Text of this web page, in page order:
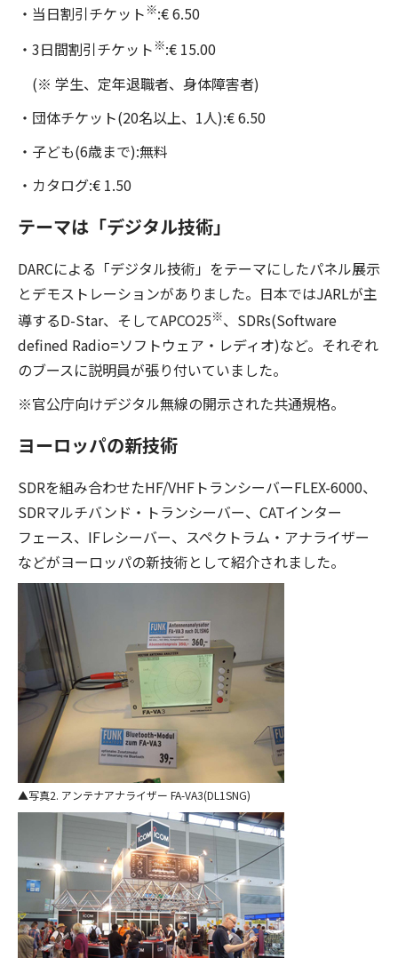
・当日割引チケット ※:€ 6.50
・3日間割引チケット ※:€ 15.00
(※ 学生、定年退職者、身体障害者)
・団体チケット(20名以上、1人):€ 6.50
・子ども(6歳まで):無料
・カタログ:€ 1.50
テーマは「デジタル技術」
DARCによる「デジタル技術」をテーマにしたパネル展示
とデモストレーションがありました。日本ではJARLが主
導するD-Star、そしてAPCO25※、SDRs(Software
defined Radio=ソフトウェア・レディオ)など。それぞれ
のブースに説明員が張り付いていました。
※官公庁向けデジタル無線の開示された共通規格。
ヨーロッパの新技術
SDRを組み合わせたHF/VHFトランシーバーFLEX-6000、
SDRマルチバンド・トランシーバー、CATインター
フェース、IFレシーバー、スペクトラム・アナライザー
などがヨーロッパの新技術として紹介されました。
写真2. アンテナアナライザー FA-VA3(DL1SNG)